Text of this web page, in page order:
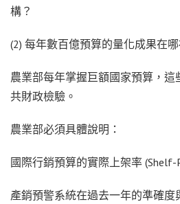
構？
(2) 每年數百億預算的量化成果在哪
農業部每年掌握巨額國家預算，
共財政檢驗。
農業部必須具體說明：
國際行銷預算的實際上架率 (Shelf-
產銷預警系統在過去一年的準確度